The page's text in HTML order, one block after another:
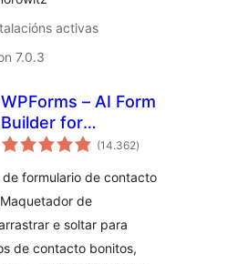
activas
7.0.3
WPForms – AI Form
Builder for
WordPress –
Payment Forms,
Survey Form, Quiz
& More
(14.362valoracións
totais
)
formulario de contacto
de
e soltar para
de contacto bonitos,